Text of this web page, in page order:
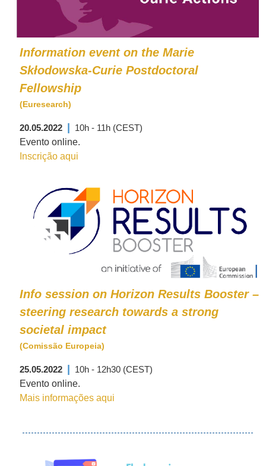
Information event on the Marie
Skłodowska-Curie Postdoctoral
Fellowship
(Euresearch)
20.05.2022
10h - 11h (CEST)
Evento online.
Inscrição aqui
Info session on Horizon Results Booster –
steering research towards a strong
societal impact
(Comissão Europeia)
25.05.2022
10h - 12h30 (CEST)
Evento online.
Mais informações aqui